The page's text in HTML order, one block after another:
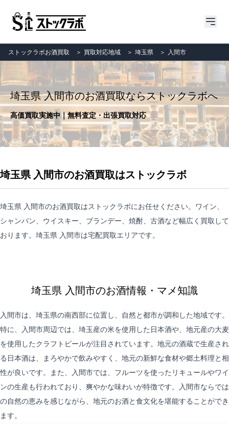
ストックラボお酒買取 ＞ 買取対応地域 ＞ 埼玉県 ＞ 入間市
埼玉県 入間市のお酒買取ならストックラボへ
高価買取実施中｜無料査定・出張買取対応
埼玉県 入間市のお酒買取はストックラボ
埼玉県 入間市のお酒買取はストックラボにお任せください。ワイン、
シャンパン、ウイスキー、ブランデー、焼酎、古酒など幅広く買取して
おります。埼玉県 入間市は宅配買取エリアです。
埼玉県 入間市のお酒情報・マメ知識
入間市は、埼玉県の南西部に位置し、自然と都市が調和した地域です。
特に、入間市周辺では、埼玉産の米を使用した日本酒や、地元産の大麦
を使用したクラフトビールが注目されています。地元の酒蔵で生産され
る日本酒は、まろやかで飲みやすく、地元の新鮮な食材や郷土料理と相
性が良いです。また、入間市では、フルーツを使ったリキュールやワイ
ンの生産も行われており、爽やかな味わいが特徴です。入間市ならでは
の自然の恵みを感じながら、地元のお酒と食文化を堪能することができ
ます。